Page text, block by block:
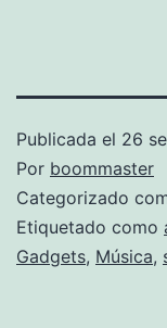
Publicada el 26
Por boommaster
Categorizado
Etiquetado como
Gadgets, Música,